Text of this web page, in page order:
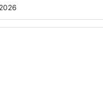
nouvelle fenêtre
Antwerp City Centre